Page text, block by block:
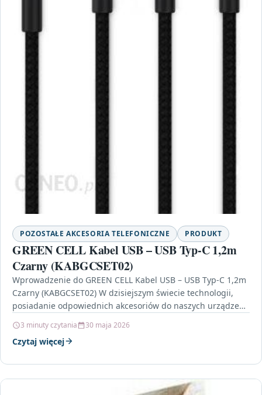
POZOSTAŁE AKCESORIA TELEFONICZNE PRODUKT
GREEN CELL Kabel USB – USB Typ-C 1,2m
Czarny (KABGCSET02)
Wprowadzenie do GREEN CELL Kabel USB – USB Typ-C 1,2m
Czarny (KABGCSET02) W dzisiejszym świecie technologii,
posiadanie odpowiednich akcesoriów do naszych urządzeń
3 minuty czytania 30 maja 2026
Czytaj więcej